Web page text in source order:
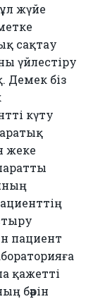
жүйе
сақтау
үйлестіру
Демек біз
күту
жеке
пациент
қажетті
бәрін